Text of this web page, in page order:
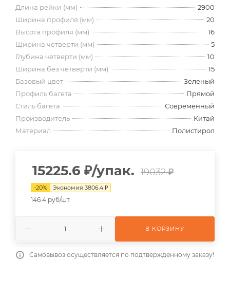
Длина рейки (мм)
2900
Ширина профиля (мм)
20
Высота профиля (мм)
16
Ширина четверти (мм)
5
Глубина четверти (мм)
10
Ширина без четверти (мм)
15
Базовый цвет
Зеленый
Профиль багета
Прямой
Стиль багета
Современный
Производитель
Китай
Материал
Полистирол
15225.6 ₽/упак. 19032 ₽
-20% Экономия 3806.4 ₽
146.4 руб/шт.
В КОРЗИНУ
Самовывоз осуществляется по подтвержденному заказу!